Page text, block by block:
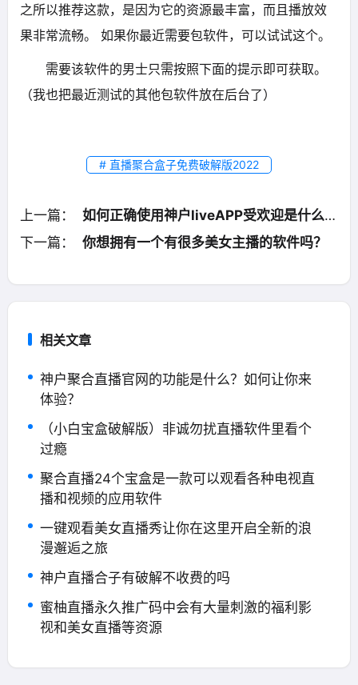
之所以推荐这款，是因为它的资源最丰富，而且播放效
果非常流畅。 如果你最近需要包软件，可以试试这个。
需要该软件的男士只需按照下面的提示即可获取。
（我也把最近测试的其他包软件放在后台了）
# 直播聚合盒子免费破解版2022
上一篇：
如何正确使用神户liveAPP受欢迎是什么原因？
下一篇：
你想拥有一个有很多美女主播的软件吗？
相关文章
神户聚合直播官网的功能是什么？如何让你来
体验？
（小白宝盒破解版）非诚勿扰直播软件里看个
过瘾
聚合直播24个宝盒是一款可以观看各种电视直
播和视频的应用软件
一键观看美女直播秀让你在这里开启全新的浪
漫邂逅之旅
神户直播合子有破解不收费的吗
蜜柚直播永久推广码中会有大量刺激的福利影
视和美女直播等资源